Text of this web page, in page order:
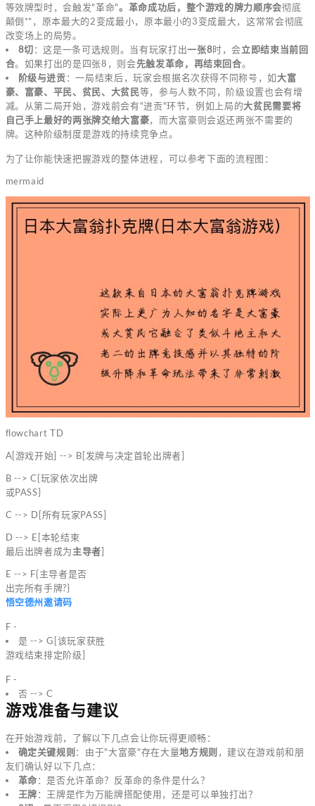
等效牌型时，会触发"革命"。革命成功后，整个游戏的牌力顺序会彻底
颠倒**，原本最大的2变成最小，原本最小的3变成最大，这常常会彻底
改变场上的局势。
8切：这是一条可选规则。当有玩家打出一张8时，会立即结束当前回
合。如果打出的是四张8，则会先触发革命，再结束回合。
阶级与进贡：一局结束后，玩家会根据名次获得不同称号，如大富
豪、富豪、平民、贫民、大贫民等，参与人数不同，阶级设置也会有增
减。从第二局开始，游戏前会有"进贡"环节，例如上局的大贫民需要将
自己手上最好的两张牌交给大富豪，而大富豪则会返还两张不需要的
牌。这种阶级制度是游戏的持续竞争点。
为了让你能快速把握游戏的整体进程，可以参考下面的流程图：
mermaid
flowchart TD
A[游戏开始] --> B[发牌与决定首轮出牌者]
B --> C{玩家依次出牌
或PASS}
C --> D[所有玩家PASS]
D --> E[本轮结束
最后出牌者成为主导者]
E --> F{主导者是否
出完所有手牌?}
悟空德州邀请码
F -
是 --> G[该玩家获胜
游戏结束排定阶级]
F -
否 --> C
游戏准备与建议
在开始游戏前，了解以下几点会让你玩得更顺畅：
确定关键规则 ：由于"大富豪"存在大量地方规则 ，建议在游戏前和朋
友们确认好以下几点：
革命：是否允许革命？反革命的条件是什么？
王牌：王牌是作为万能牌搭配使用，还是可以单独打出？